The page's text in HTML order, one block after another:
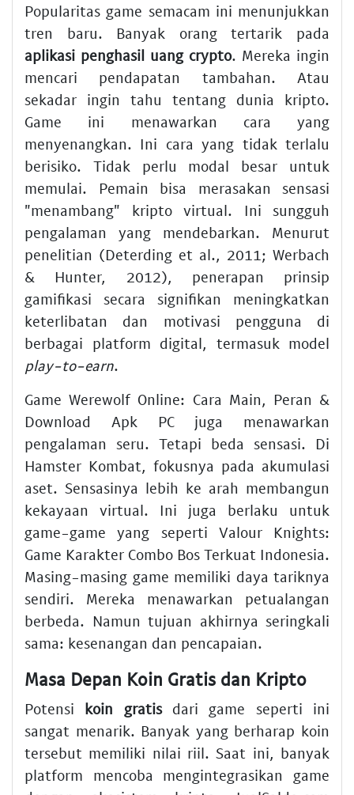
Popularitas game semacam ini menunjukkan
tren baru. Banyak orang tertarik pada
aplikasi penghasil uang crypto. Mereka ingin
mencari pendapatan tambahan. Atau
sekadar ingin tahu tentang dunia kripto.
Game ini menawarkan cara yang
menyenangkan. Ini cara yang tidak terlalu
berisiko. Tidak perlu modal besar untuk
memulai. Pemain bisa merasakan sensasi
"menambang" kripto virtual. Ini sungguh
pengalaman yang mendebarkan. Menurut
penelitian (Deterding et al., 2011; Werbach
& Hunter, 2012), penerapan prinsip
gamifikasi secara signifikan meningkatkan
keterlibatan dan motivasi pengguna di
berbagai platform digital, termasuk model
play-to-earn.
Game Werewolf Online: Cara Main, Peran &
Download Apk PCjuga menawarkan
pengalaman seru. Tetapi beda sensasi. Di
Hamster Kombat, fokusnya pada akumulasi
aset. Sensasinya lebih ke arah membangun
kekayaan virtual. Ini juga berlaku untuk
game-game yang seperti Valour Knights:
Game Karakter Combo Bos Terkuat Indonesia.
Masing-masing game memiliki daya tariknya
sendiri. Mereka menawarkan petualangan
berbeda. Namun tujuan akhirnya seringkali
sama: kesenangan dan pencapaian.
Masa Depan Koin Gratis dan Kripto
Potensi koin gratisdari game seperti ini
sangat menarik. Banyak yang berharap koin
tersebut memiliki nilai riil. Saat ini, banyak
platform mencoba mengintegrasikan game